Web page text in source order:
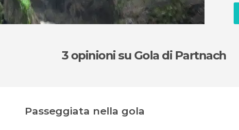
3 opinioni su Gola di Partnach
Passeggiata nella gola